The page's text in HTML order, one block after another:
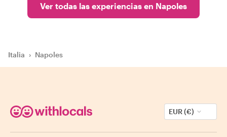
Ver todas las experiencias en Napoles
Italia › Napoles
EUR (€)